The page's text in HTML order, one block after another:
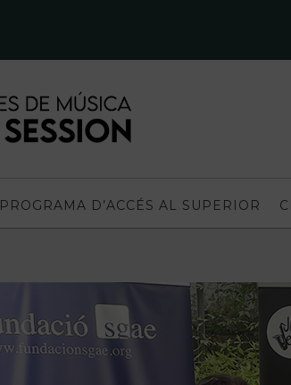
PROGRAMA D’ACCÉS AL SUPERIOR